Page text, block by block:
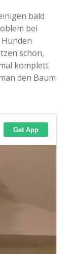
bald
bei
schon,
komplett
den Baum